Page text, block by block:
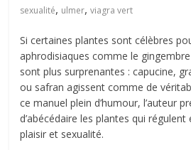
sexualité, ulmer,viagra vert
Si certaines plantes sont célèbres
aphrodisiaques comme le
sont plus surprenantes : capucine,
ou safran agissent comme de
ce manuel plein d’humour, l’auteur
d’abécédaire les plantes qui
plaisir et sexualité.